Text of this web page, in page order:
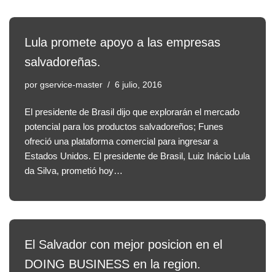
Lula promete apoyo a las empresas
salvadoreñas.
por gservice-master 6 julio, 2016
El presidente de Brasil dijo que explorarán el mercado
potencial para los productos salvadoreños; Funes
ofreció una plataforma comercial para ingresar a
Estados Unidos. El presidente de Brasil, Luiz Inácio Lula
da Silva, prometió hoy…
El Salvador con mejor posicion en el
DOING BUSINESS en la region.